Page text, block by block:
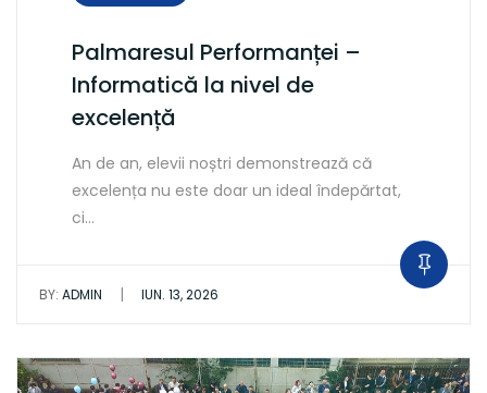
Palmaresul Performanței –
Informatică la nivel de
excelență
An de an, elevii noștri demonstrează că
excelența nu este doar un ideal îndepărtat,
ci…
BY: ADMIN | IUN. 13, 2026